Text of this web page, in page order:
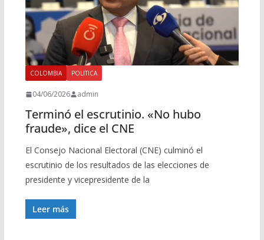
COLOMBIA POLITICA
04/06/2026 admin
Terminó el escrutinio. «No hubo
fraude», dice el CNE
El Consejo Nacional Electoral (CNE) culminó el
escrutinio de los resultados de las elecciones de
presidente y vicepresidente de la
Leer más